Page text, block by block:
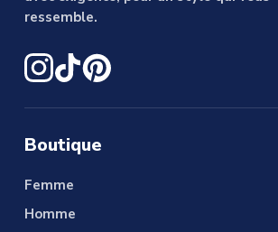
ressemble.
Boutique
Femme
Homme